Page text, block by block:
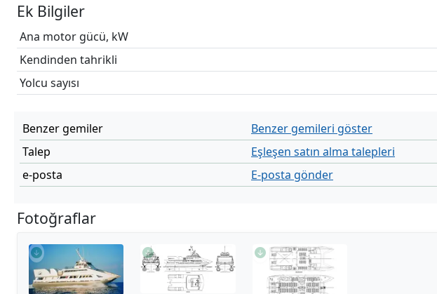
Ek Bilgiler
Ana motor gücü, kW
Kendinden tahrikli
Yolcu sayısı
Benzer gemiler
Benzer gemileri göster
Talep
Eşleşen satın alma talepleri
e-posta
E-posta gönder
Fotoğraflar